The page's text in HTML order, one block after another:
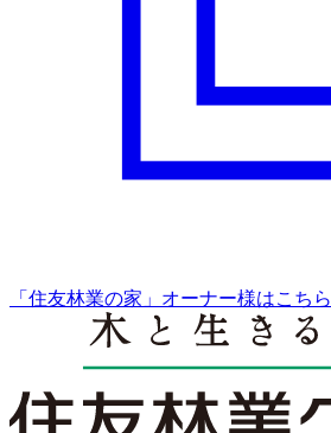
「住友林業の家」オーナー様はこちら